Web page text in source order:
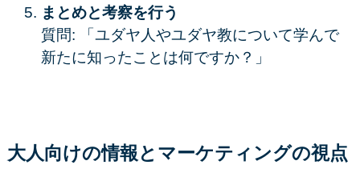
まとめと考察を行う
質問: 「ユダヤ人やユダヤ教について学んで
新たに知ったことは何ですか？」
大人向けの情報とマーケティングの視点